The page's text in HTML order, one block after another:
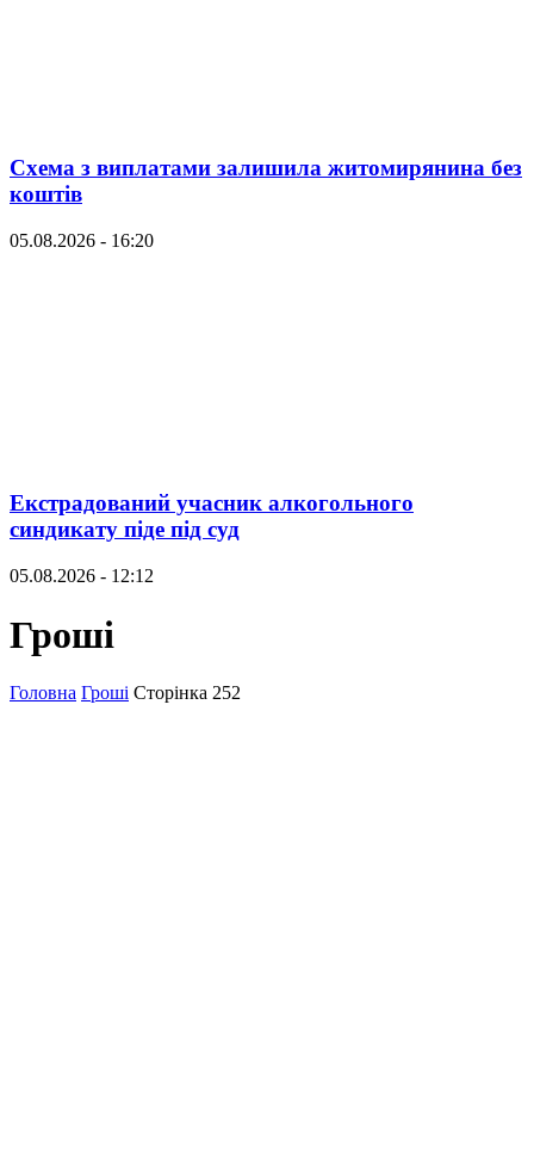
Схема з виплатами залишила житомирянина без
коштів
05.08.2026 - 16:20
Екстрадований учасник алкогольного
синдикату піде під суд
05.08.2026 - 12:12
Гроші
Головна Гроші Сторінка 252